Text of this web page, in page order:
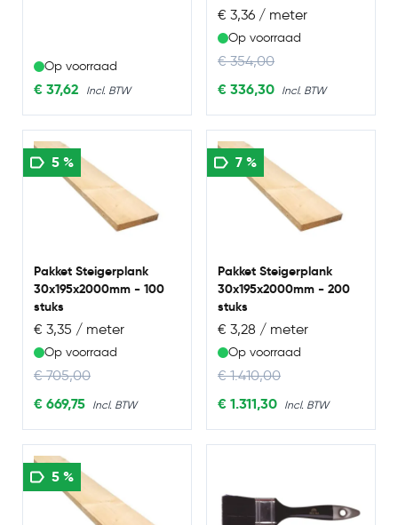
Op voorraad
€ 37,62
€ 3,36 / meter
Op voorraad
Special Price
€ 336,30
Regular Price
€ 354,00
5 %
Pakket Steigerplank
30x195x2000mm - 100
stuks
€ 3,35 / meter
Op voorraad
Special Price
€ 669,75
Regular Price
€ 705,00
7 %
Pakket Steigerplank
30x195x2000mm - 200
stuks
€ 3,28 / meter
Op voorraad
Special Price
€ 1.311,30
Regular Price
€ 1.410,00
5 %